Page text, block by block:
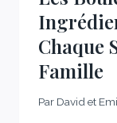
Chaque
Famille
Par David et